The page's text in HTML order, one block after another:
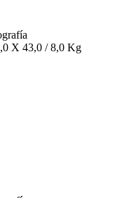
X 43,0 / 8,0 Kg